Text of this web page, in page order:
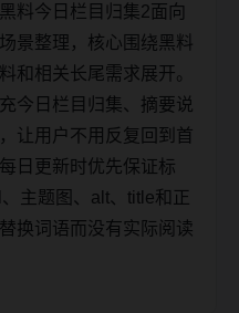
料今日栏目归集2面向
景整理，核心围绕黑料
和相关长尾需求展开。
今日栏目归集、摘要说
让用户不用反复回到首
日更新时优先保证标
主题图、alt、title和正
换词语而没有实际阅读